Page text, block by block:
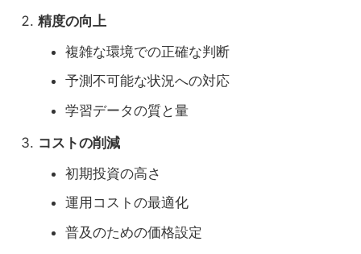
精度の向上
複雑な環境での正確な判断
予測不可能な状況への対応
学習データの質と量
コストの削減
初期投資の高さ
運用コストの最適化
普及のための価格設定